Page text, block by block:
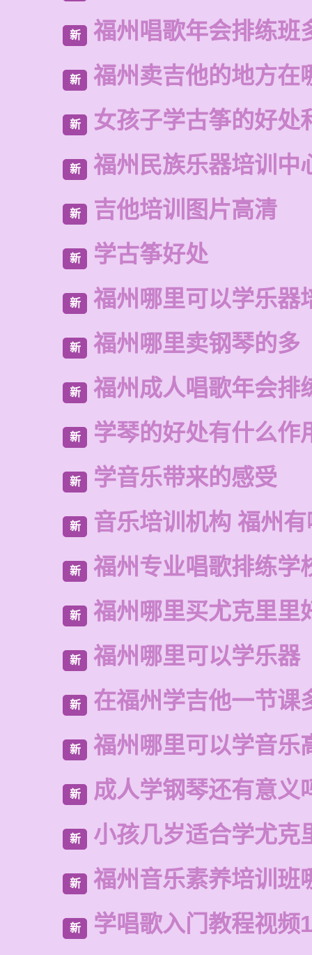
新 福州唱歌年会排练班
新 福州卖吉他的地方在
新 女孩子学古筝的好处
新 福州民族乐器培训中
新 吉他培训图片高清
新 学古筝好处
新 福州哪里可以学乐器
新 福州哪里卖钢琴的多
新 福州成人唱歌年会排
新 学琴的好处有什么作
新 学音乐带来的感受
新 音乐培训机构 福州
新 福州专业唱歌排练学
新 福州哪里买尤克里里
新 福州哪里可以学乐器
新 在福州学吉他一节课
新 福州哪里可以学音乐
新 成人学钢琴还有意义
新 小孩几岁适合学尤克
新 福州音乐素养培训班
新 学唱歌入门教程视频